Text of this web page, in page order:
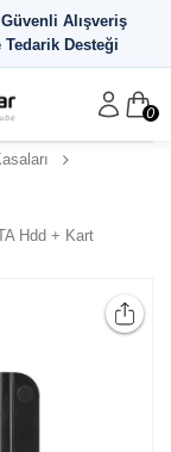
Güvenli Alışveriş
Tedarik Desteği
0
Hdd + Kart